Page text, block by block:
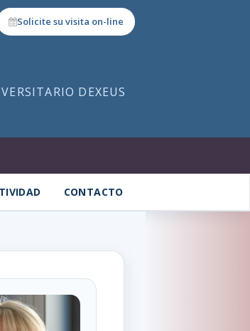
Solicite su visita on-line
DEXEUS
CONTACTO